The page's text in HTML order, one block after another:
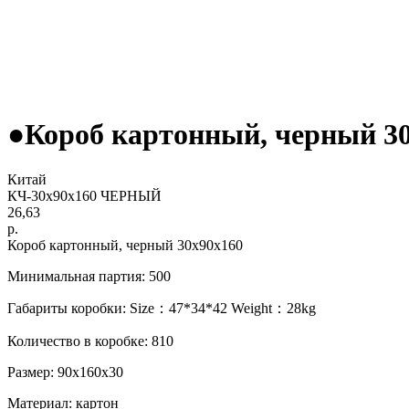
●Короб картонный, черный
Китай
КЧ-30х90х160 ЧЕРНЫЙ
26,63
р.
Короб картонный, черный 30х90х160
Минимальная партия: 500
Габариты коробки: Size：47*34*42 Weight：28kg
Количество в коробке: 810
Размер: 90x160x30
Материал: картон